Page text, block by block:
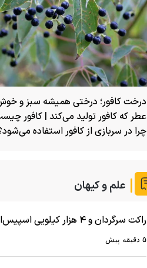
درخت کافور؛ درختی همیشه سبز و
عطر که کافور تولید می‌کند | کافور
چرا در سربازی از کافور استفاده
علم و کیهان
راکت سرگردان و ۴ هزار کیلویی
۵ دقیقه پیش